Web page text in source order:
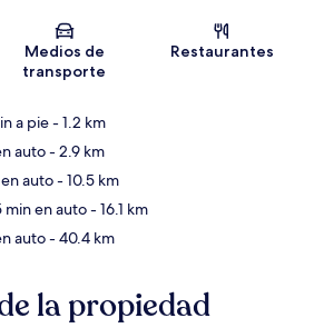
Sección del mapa
Medios de
transporte
Restaurantes
a pie- 1.2 km
auto- 2.9 km
en auto- 10.5 km
min en auto- 16.1 km
auto- 40.4 km
la propiedad